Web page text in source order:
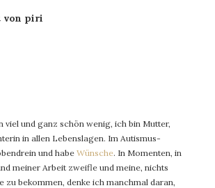
von piri
viel und ganz schön wenig, ich bin Mutter,
in allen Lebenslagen. Im Autismus-
und habe Wünsche. In Momenten, in
meiner Arbeit zweifle und meine, nichts
zu bekommen, denke ich manchmal daran,